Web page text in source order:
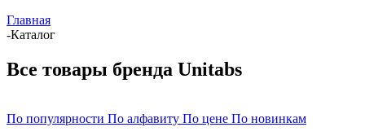
Главная
-Каталог
Все товары бренда Unitabs
По популярности По алфавиту По цене По новинкам